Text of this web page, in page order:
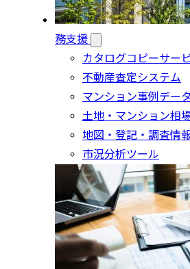
務支援
カタログコピーサー
不動産査定システム
マンション事例データ
土地・マンション相
地図・登記・調査情
市況分析ツール